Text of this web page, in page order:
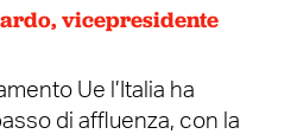
vicepresidente
Ue l’Italia ha
di affluenza, con la